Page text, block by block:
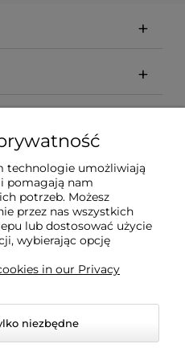
technologie umożliwiają
pomagają nam
potrzeb. Możesz
przez nas wszystkich
lub dostosować użycie
wybierając opcję
in our Privacy
niezbędne